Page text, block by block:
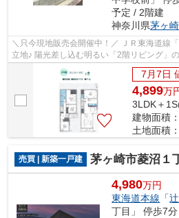
予定 / 2階建
神奈川県茅ヶ
＼只今現地販売会開催中！／ ＪＲ東海道線
立地♪ 陽光差し込む明るい「2階リビング
地「完成」いたしました♪ごゆっくりご内...
7月7日
4,899万
3LDK＋
建物面積
土地面積
売買 | 新築一戸建 茅ヶ崎市菱沼１丁
4,980万円
東海道本線 「
丁目」 停歩7分